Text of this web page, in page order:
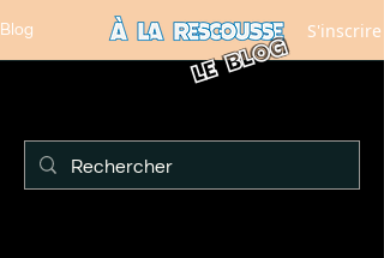
Blog S'inscrire
LE BLOG